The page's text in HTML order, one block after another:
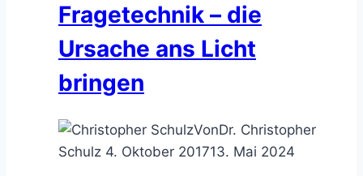
Fragetechnik – die
Ursache ans Licht
bringen
VonDr. Christopher
Schulz 4. Oktober 201713. Mai 2024